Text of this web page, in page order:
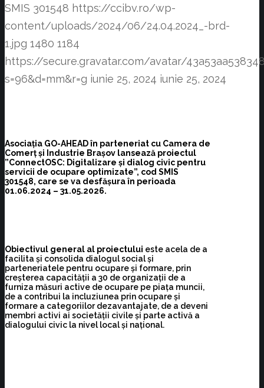
SMIS 301548 https://ccibv.ro/wp-
content/uploads/2024/06/24.04.2024_-brd-
1.jpg 1480 1184
https://secure.gravatar.com/avatar/
s=96&d=mm&r=g iunie 25, 2024 iunie 25, 2024
Asociația GO-AHEAD în parteneriat cu Camera de
Comerț și Industrie Brașov lansează proiectul
”ConnectOSC: Digitalizare și dialog civic pentru
servicii de ocupare optimizate”, cod SMIS
301548, care se va desfășura în perioada
01.06.2024 – 31.05.2026.
Obiectivul general al proiectului este acela de a
facilita și consolida dialogul social și
parteneriatele pentru ocupare și formare, prin
creșterea capacității a 30 de organizații de a
furniza măsuri active de ocupare pe piața muncii,
de a contribui la incluziunea prin ocupare și
formare a categoriilor dezavantajate, de a deveni
membri activi ai societății civile și parte activă a
dialogului civic la nivel local și național.